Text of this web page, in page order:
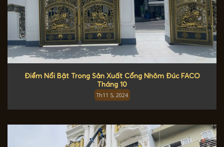
Điểm Nổi Bật Trong Sản Xuất Cổng Nhôm Đúc FACO
Tháng 10
Th11 5, 2024